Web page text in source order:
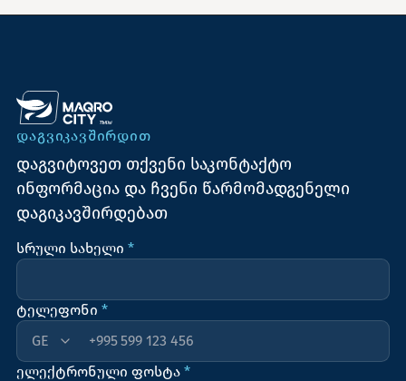
ᲓᲐᲒᲕᲘᲙᲐᲕᲨᲘᲠᲓᲘᲗ
დაგვიტოვეთ თქვენი საკონტაქტო
ინფორმაცია და ჩვენი წარმომადგენელი
დაგიკავშირდებათ
სრული სახელი*
ტელეფონი *
+995
ელექტრონული ფოსტა *